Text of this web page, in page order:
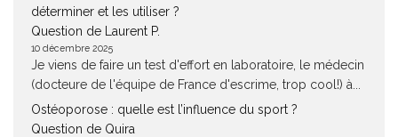
déterminer et les utiliser ?
Question de Laurent P.
10 décembre 2025
Je viens de faire un test d'effort en laboratoire, le médecin
(docteure de l'équipe de France d'escrime, trop cool!) à...
Ostéoporose : quelle est l’influence du sport ?
Question de Quira